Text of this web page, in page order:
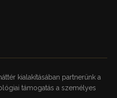
kialakításában partnerünk a
támogatás a személyes